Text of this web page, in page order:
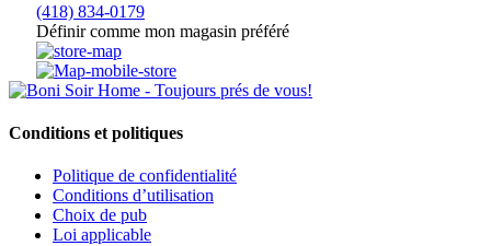
(418) 834-0179
Définir comme mon magasin préféré
Conditions et politiques
Politique de confidentialité
Conditions d’utilisation
Choix de pub
Loi applicable